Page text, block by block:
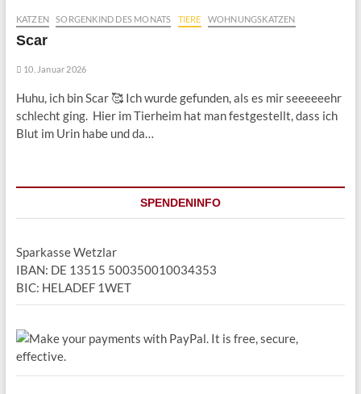
KATZEN SORGENKIND DES MONATS TIERE WOHNUNGSKATZEN
Scar
10. Januar 2026
Huhu, ich bin Scar 🥰 Ich wurde gefunden, als es mir seeeeeehr
schlecht ging. Hier im Tierheim hat man festgestellt, dass ich
Blut im Urin habe und da…
SPENDENINFO
Sparkasse Wetzlar
IBAN: DE 13515 500350010034353
BIC: HELADEF 1WET